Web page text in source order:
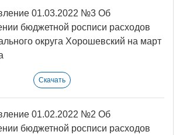
01.03.2022 №3 Об
бюджетной росписи расходов
округа Хорошевский на март
Скачать
01.02.2022 №2 Об
бюджетной росписи расходов